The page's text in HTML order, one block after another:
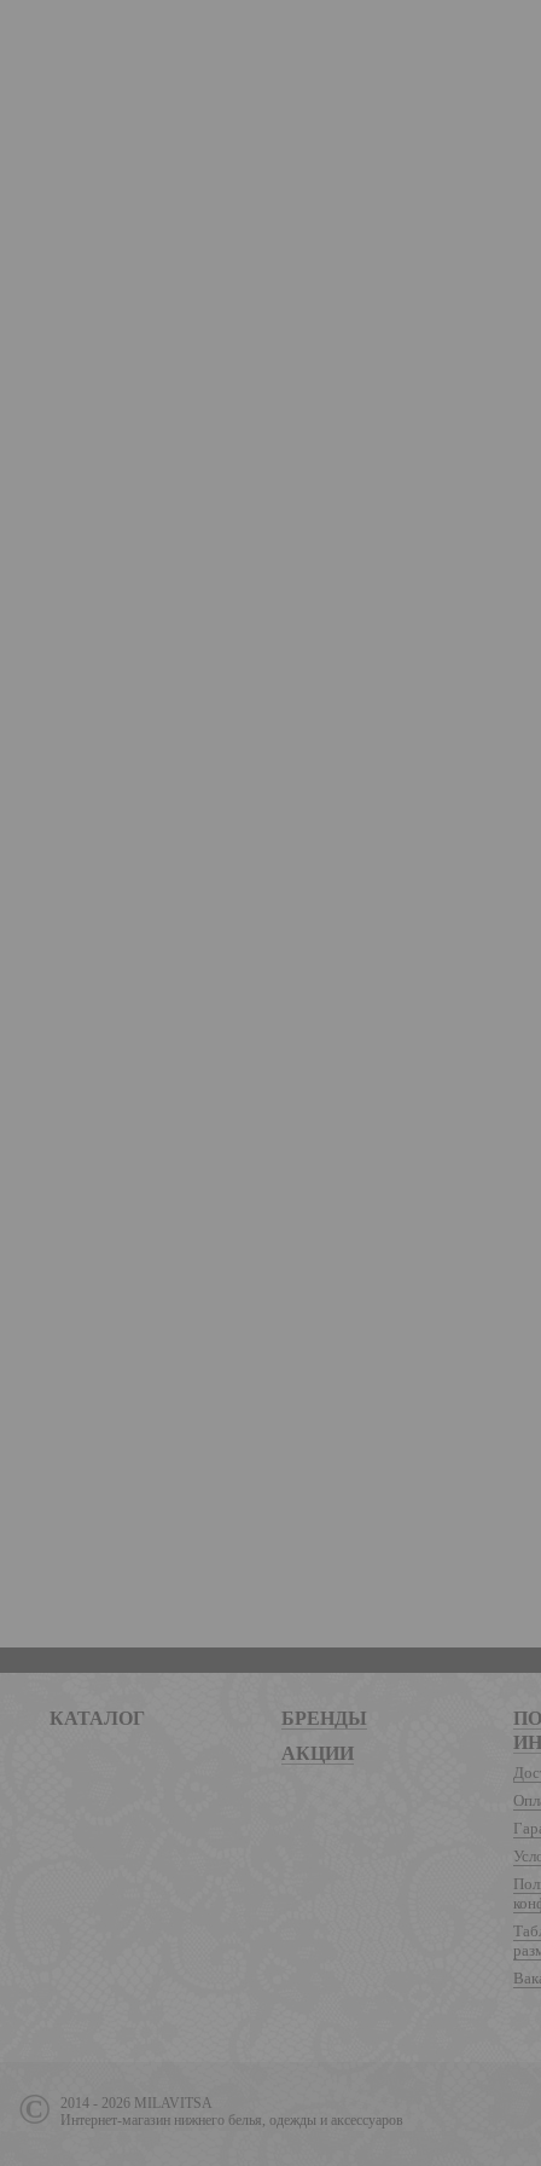
КАТАЛОГ
БРЕНДЫ
АКЦИИ
2014 - 2026 MILAVITSA
Интернет-магазин нижнего белья, одежды и аксессуаров